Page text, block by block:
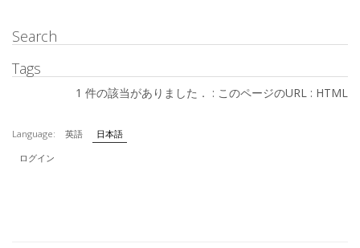
Search
Tags
1 件の該当がありました． : このページのURL : HTML
Language: 英語
日本語
ログイン